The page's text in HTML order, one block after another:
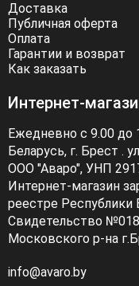
Доставка
Публичная оферта
Оплата
Гарантии и возврат
Как заказать
Интернет-
Ежедневно с 9.00
Беларусь, г. Брест .
ООО "Аваро", УНП
Интернет-магазин
реестре Республики
Свидетельство
Московского р-на
info@avaro.by